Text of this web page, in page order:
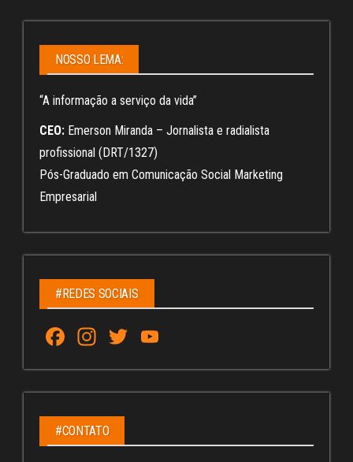
NOSSO LEMA:
“A informação a serviço da vida”
CEO: Emerson Miranda – Jornalista e radialista
profissional (DRT/1327)
Pós-Graduado em Comunicação Social Marketing
Empresarial
#REDES SOCIAIS
Fa
ce
bo
ok
In
st
ag
ra
m
T
wi
tt
u
Tu
C
#CONTATO